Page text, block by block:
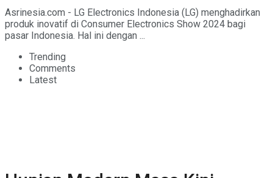
Asrinesia.com - LG Electronics Indonesia (LG) menghadirkan
produk inovatif di Consumer Electronics Show 2024 bagi
pasar Indonesia. Hal ini dengan ...
Trending
Comments
Latest